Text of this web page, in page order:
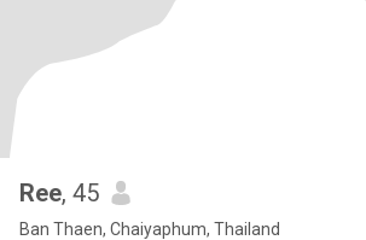
Ree, 45
Ban Thaen, Chaiyaphum, Thailand